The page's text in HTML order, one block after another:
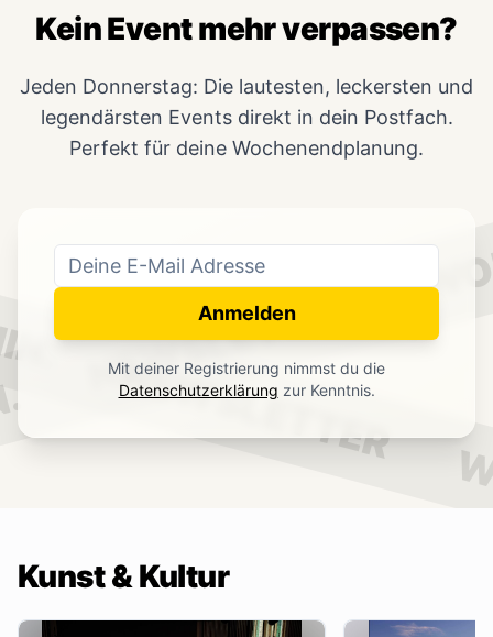
NEWSLETTER
NEWSLETTER
Kein Event mehr verpassen?
Jeden Donnerstag: Die lautesten, leckersten und
legendärsten Events direkt in dein Postfach.
Perfekt für deine Wochenendplanung.
Anmelden
Mit deiner Registrierung nimmst du die
Datenschutzerklärung zur Kenntnis.
Kunst & Kultur